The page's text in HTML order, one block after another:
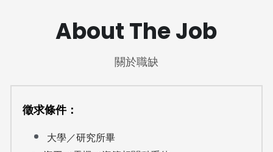
About The Job
關於職缺
徵求條件：
大學／研究所畢